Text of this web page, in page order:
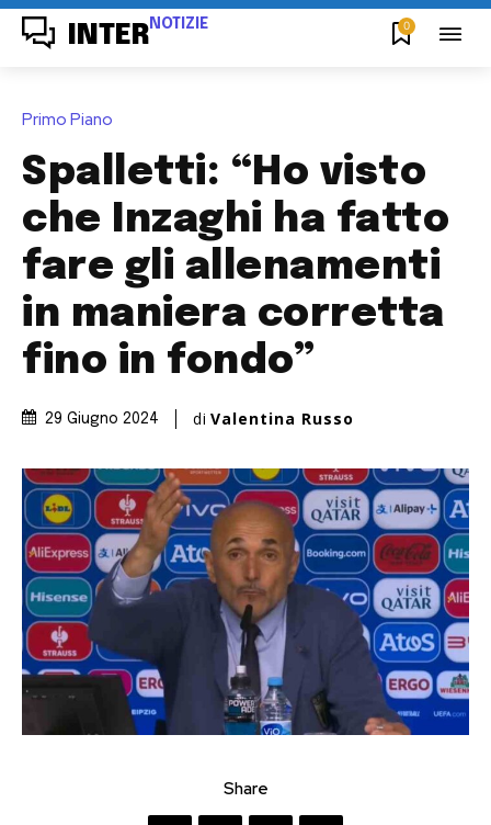
INTER NOTIZIE 0
Primo Piano
Spalletti: “Ho visto
che Inzaghi ha fatto
fare gli allenamenti
in maniera corretta
fino in fondo”
29 Giugno 2024 di Valentina Russo
Share